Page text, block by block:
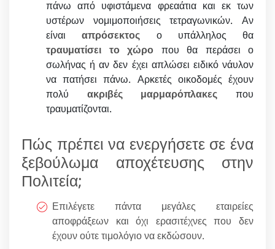
πάνω από υφιστάμενα φρεαάτια και εκ των
υστέρων νομιμοποιήσεις τετραγωνικών. Αν
είναιαπρόσεκτος ο υπάλληλος θα
τραυματίσει το χώρο που θα περάσει ο
σωλήνας ή αν δεν έχει απλώσει ειδικό νάυλον
να πατήσει πάνω. Αρκετές οικοδομές έχουν
πολύ ακριβές μαρμαρόπλακες που
τραυματίζονται.
Πώς πρέπει να ενεργήσετε σε ένα
ξεβούλωμα αποχέτευσης στην
Πολιτεία;
Επιλέγετε πάντα μεγάλες εταιρείες
αποφράξεων και όχι ερασιτέχνες που δεν
έχουν ούτε τιμολόγιο να εκδώσουν.